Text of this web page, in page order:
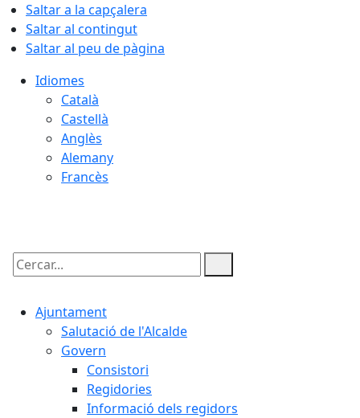
Saltar a la capçalera
Saltar al contingut
Saltar al peu de pàgina
Idiomes
Català
Castellà
Anglès
Alemany
Francès
Cercar:
Ajuntament
Salutació de l'Alcalde
Govern
Consistori
Regidories
Informació dels regidors